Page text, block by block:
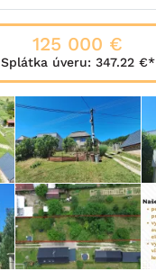
125 000 €
Splátka úveru: 347.22 €*